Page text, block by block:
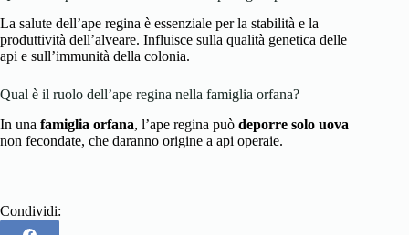
La salute dell’ape regina è essenziale per la stabilità e la
produttività dell’alveare. Influisce sulla qualità genetica delle
api e sull’immunità della colonia.
Qual è il ruolo dell’ape regina nella famiglia orfana?
In una famiglia orfana, l’ape regina può deporre solo uova
non fecondate, che daranno origine a api operaie.
Condividi: